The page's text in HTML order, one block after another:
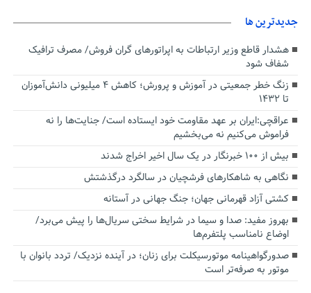
جديدترين ها
هشدار قاطع وزیر ارتباطات به اپراتورهای گران فروش/ مصرف ترافیک
شفاف شود
زنگ خطر جمعیتی در آموزش و پرورش؛ کاهش ۴ میلیونی دانش‌آموزان
تا ۱۴۳۲
عراقچی:ایران بر عهد مقاومت خود ایستاده است/ جنایت‌ها را نه
فراموش می‌کنیم نه می‌بخشیم
بیش از ۱۰۰ خبرنگار در یک سال اخیر اخراج شدند
نگاهی به شاهکارهای فرشچیان در سالگرد درگذشتش
کشتی آزاد قهرمانی جهان؛ جنگ جهانی در آستانه
بهروز مفید: صدا و سیما در شرایط سختی سریال‌ها را پیش می‌برد/
اوضاع نامناسب پلتفرم‌ها
صدورگواهینامه موتورسیکلت برای زنان؛ در آینده نزدیک/ تردد بانوان با
موتور به‌ صرفه‌تر است